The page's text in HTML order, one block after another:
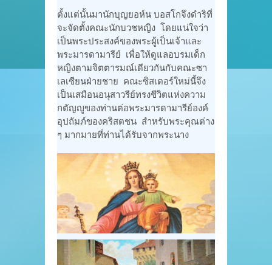
ตั้งแต่นั้นมานักบุญยอห์น บอสโกจึงดำริที่
จะจัดตั้งคณะนักบวชหญิง โดยแน่ใจว่า
เป็นพระประสงค์ของพระผู้เป็นเจ้าและ
พระมารดามารีย์ เพื่อให้ดูแลอบรมเด็ก
หญิงตามจิตตารมณ์เดียวกันกับคณะซา
เลเซียนฝ่ายชาย คณะซิสเตอร์ใหม่นี้จึง
เป็นเสมือนอนุสาวรีย์ทรงชีวิตแห่งความ
กตัญญูของท่านต่อพระมารดามารีย์องค์
อุปถัมภ์ของคริสตชน สำหรับพระคุณต่าง
ๆ มากมายที่ท่านได้รับจากพระนาง